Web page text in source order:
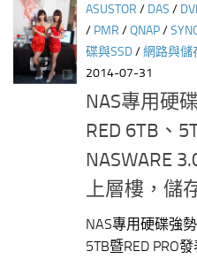
ASUSTOR / DAS /
/ PMR /QNAP/
碟與SSD/網路與儲
2014-07-31
NAS專用硬
RED 6TB、
NASWARE
上層樓，儲
NAS專用硬碟強
5TB暨RED PRO